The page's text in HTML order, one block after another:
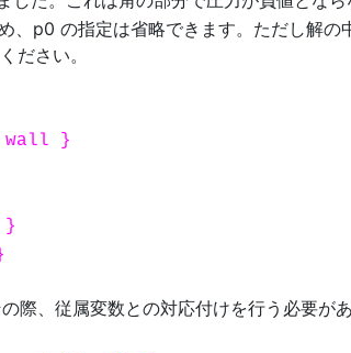
p0 の指定は省略できます。ただし解
ださい。
}
}
際、従属変数との対応付けを行う必要が